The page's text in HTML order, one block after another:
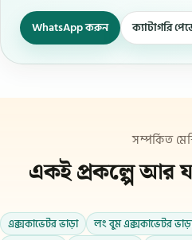
WhatsApp করুন ক্যাটাগরি
সম্পর্কিত
একই প্রকল্পে আর
এক্সকাভেটর ভাড়া লং বুম এক্সকাভেটর